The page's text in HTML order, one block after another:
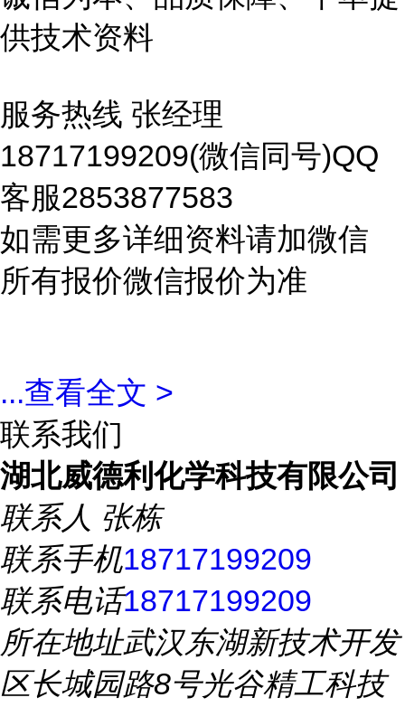
供技术资料
服务热线 张经理
18717199209(微信同号)QQ
客服2853877583
如需更多详细资料请加微信
所有报价微信报价为准
...查看全文 >
联系我们
湖北威德利化学科技有限公司
联系人 张栋
联系手机18717199209
联系电话18717199209
所在地址武汉东湖新技术开发
区长城园路8号光谷精工科技